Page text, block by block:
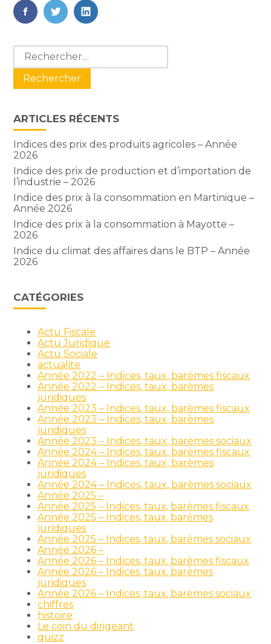
FaceBook
TwitterLinkedIn
Blog
sidebar
Rechercher :
ARTICLES RÉCENTS
Indices des prix des produits agricoles – Année
2026
Indice des prix de production et d’importation de
l’industrie – 2026
Indice des prix à la consommation en Martinique –
Année 2026
Indice des prix à la consommation à Mayotte –
2026
Indice du climat des affaires dans le BTP – Année
2026
CATÉGORIES
Actu Fiscale
Actu Juridique
Actu Sociale
actualite
Année 2022 – Indices, taux, barèmes fiscaux
Année 2022 – Indices, taux, barèmes
juridiques
Année 2023 – Indices, taux, barèmes fiscaux
Année 2023 – Indices, taux, barèmes
juridiques
Année 2023 – Indices, taux, barèmes sociaux
Année 2024 – Indices, taux, barèmes fiscaux
Année 2024 – Indices, taux, barèmes
juridiques
Année 2024 – Indices, taux, barèmes sociaux
Année 2025 –
Année 2025 – Indices, taux, barèmes fiscaux
Année 2025 – Indices, taux, barèmes
juridiques
Année 2025 – Indices, taux, barèmes sociaux
Année 2026 –
Année 2026 – Indices, taux, barèmes fiscaux
Année 2026 – Indices, taux, barèmes
juridiques
Année 2026 – Indices, taux, barèmes sociaux
chiffres
histoire
Le coin du dirigeant
quizz